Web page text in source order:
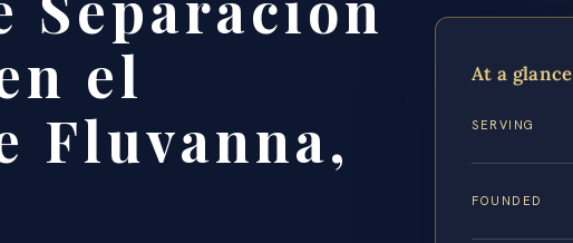
el
Fluvanna,
At a glance
SERVING
FOUNDED